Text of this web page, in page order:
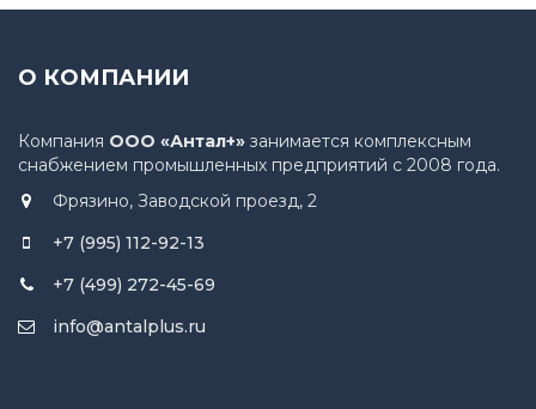
О КОМПАНИИ
Компания ООО «Антал+» занимается комплексным
снабжением промышленных предприятий с 2008 года.
Фрязино, Заводской проезд, 2
+7 (995) 112-92-13
+7 (499) 272-45-69
info@antalplus.ru